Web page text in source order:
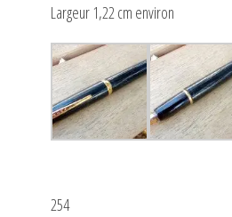
Largeur 1,22 cm environ
254